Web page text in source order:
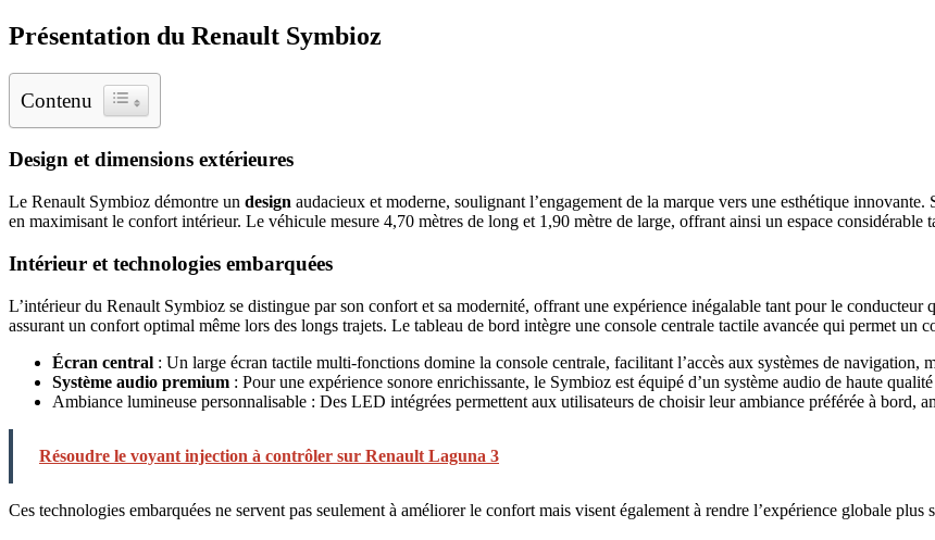
Présentation du Renault Symbioz
Contenu
Design et dimensions extérieures
Le Renault Symbioz démontre un design audacieux et moderne, soulignant l’engagement de la marque vers une esthétique
en maximisant le confort intérieur. Le véhicule mesure 4,70 mètres de long et 1,90 mètre de large, offrant ainsi un espace considérable
Intérieur et technologies embarquées
L’intérieur du Renault Symbioz se distingue par son confort et sa modernité, offrant une expérience inégalable tant pour le conducteur
assurant un confort optimal même lors des longs trajets. Le tableau de bord intègre une console centrale tactile avancée qui permet
Écran central : Un large écran tactile multi-fonctions domine la console centrale, facilitant l’accès aux systèmes de navigation,
Système audio premium : Pour une expérience sonore enrichissante, le Symbioz est équipé d’un système audio de haute
Ambiance lumineuse personnalisable : Des LED intégrées permettent aux utilisateurs de choisir leur ambiance préférée à bord,
Résoudre le voyant injection à contrôler sur Renault Laguna 3
Ces technologies embarquées ne servent pas seulement à améliorer le confort mais visent également à rendre l’expérience globale plus